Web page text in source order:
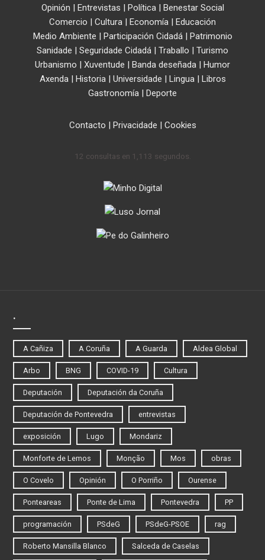
Opinión | Entrevistas | Política| Benestar Social
Comercio | Cultura | Economía | Educación
Medio Ambiente | Participación Cidadá| Patrimonio
Sanidade | Seguridade Cidadá | Traballo | Turismo
Urbanismo | Xuventude | Banda deseñada | Humor
Axenda| Historia| Universidade | Lingua| Libros
Gastronomía | Deporte
Contacto | Privacidade | Cookies
12 consultas en 1,113 segundos.
.
A Cañiza A Coruña A Guarda Aldea Global
Arbo BNG COVID-19 Cultura
Deputación Deputación da Coruña
Deputación de Pontevedra entrevistas
exposición Lugo Mondariz
Monforte de Lemos Monção Mos obras
O Covelo Opinión O Porriño Ourense
Ponteareas Ponte de Lima Pontevedra PP
programación PSdeG PSdeG-PSOE rag
Roberto Mansilla Blanco Salceda de Caselas